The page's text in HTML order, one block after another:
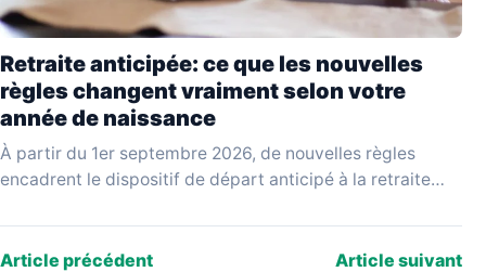
Retraite anticipée: ce que les nouvelles
règles changent vraiment selon votre
année de naissance
À partir du 1er septembre 2026, de nouvelles règles
encadrent le dispositif de départ anticipé à la retraite
Article précédent Article suivant